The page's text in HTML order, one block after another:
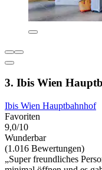
3. Ibis Wien
Ibis Wien Hauptbahnhof
Favoriten
9,0/10
Wunderbar
(1.016 Bewertungen)
„Super freundliches